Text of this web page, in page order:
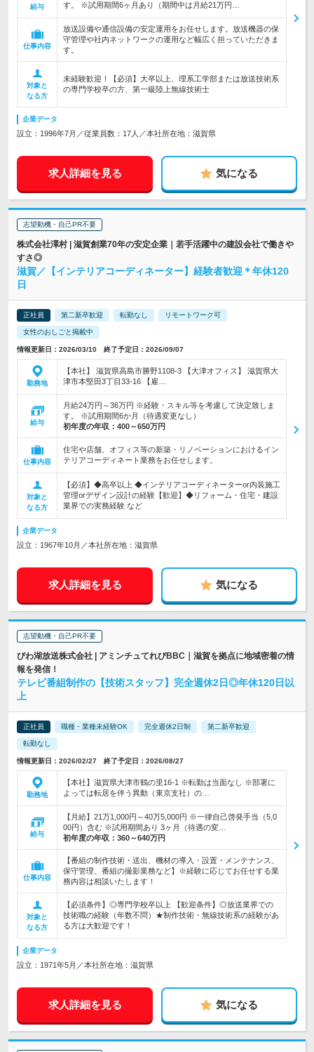
給与
す。 ※試用期間6ヶ月あり（期間中は月給21万円…
仕事内容
放送設備や通信設備の安定運用をお任せします。放送機器の保
守管理や社内ネットワークの運用など幅広く担っていただきま
す。
対象と
なる方
未経験歓迎！【必須】大卒以上、理系工学部または放送技術系
の専門学校卒の方、第一級陸上無線技術士
企業データ
設立：1996年7月／従業員数：17人／本社所在地：滋賀県
求人詳細を見る 気になる
志望動機・自己PR不要
株式会社澤村 | 滋賀創業70年の安定企業｜若手活躍中の建設会社で働きや
すさ◎
滋賀／【インテリアコーディネーター】経験者歓迎＊年休120
日
正社員 第二新卒歓迎 転勤なし リモートワーク可
女性のおしごと掲載中
情報更新日：2026/03/10 終了予定日：2026/09/07
勤務地
【本社】 滋賀県高島市勝野1108-3 【大津オフィス】 滋賀県大
津市本堅田3丁目33-16 【雇…
給与
月給24万円～36万円 ※経験・スキル等を考慮して決定致しま
す。 ※試用期間6か月（待遇変更なし）
初年度の年収： 400～650万円
仕事内容
住宅や店舗、オフィス等の新築・リノベーションにおけるイン
テリアコーディネート業務をお任せします。
対象と
なる方
【必須】◆高卒以上 ◆インテリアコーディネーターor内装施工
管理orデザイン設計の経験【歓迎】◆リフォーム・住宅・建設
業界での実務経験 など
企業データ
設立：1967年10月／本社所在地：滋賀県
求人詳細を見る 気になる
志望動機・自己PR不要
びわ湖放送株式会社 | アミンチュてれびBBC｜滋賀を拠点に地域密着の情
報を発信！
テレビ番組制作の【技術スタッフ】完全週休2日◎年休120日以
上
正社員 職種・業種未経験OK 完全週休2日制 第二新卒歓迎
転勤なし
情報更新日：2026/02/27 終了予定日：2026/08/27
勤務地
【本社】滋賀県大津市鶴の里16-1 ※転勤は当面なし ※部署に
よっては転居を伴う異動（東京支社）の…
給与
【月給】21万1,000円～40万5,000円 ※一律自己啓発手当（5,0
00円）含む ※試用期間あり 3ヶ月（待遇の変…
初年度の年収： 360～640万円
仕事内容
【番組の制作技術・送出、機材の導入・設置・メンテナンス、
保守管理、番組の撮影業務など】※経験に応じてお任せする業
務内容は相談いたします！
対象と
なる方
【必須条件】◎専門学校卒以上 【歓迎条件】◎放送業界での
技術職の経験（年数不問）★制作技術・無線技術系の経験があ
る方は大歓迎です！
企業データ
設立：1971年5月／本社所在地：滋賀県
求人詳細を見る 気になる